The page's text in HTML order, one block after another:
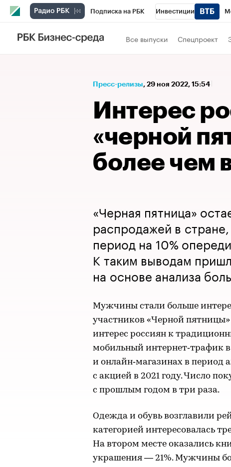
Подписка на РБК Инвестиции
Спорт
Технологии и медиа
Все выпуски Спецпроект
Пресс-релизы⁠, 29 ноя 2022, 15:54
Интерес
«черной
более чем
«Черная пятница»
распродажей в
период на 10%
К таким выводам
на основе анализа
Мужчины стали больше
участников «Черной пятницы»
интерес россиян к
мобильный интернет‑трафик
и онлайн‑магазинах в период
с акцией в 2021 году. Число
с прошлым годом в три раза.
Одежда и обувь возглавили
категорией интересовалась
На втором месте оказались
украшения — 21%. Мужчины